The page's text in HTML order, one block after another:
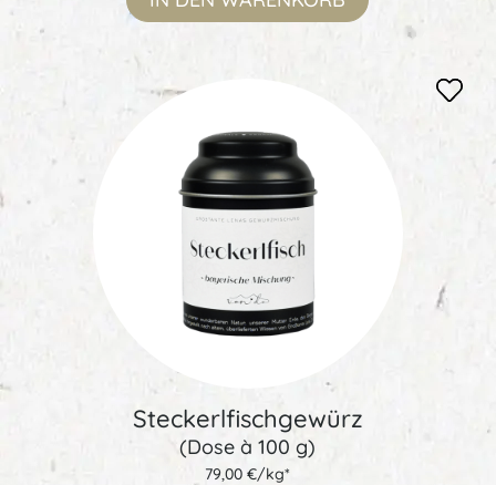
Steckerlfischgewürz
(Dose à 100 g)
79,00 €/kg*